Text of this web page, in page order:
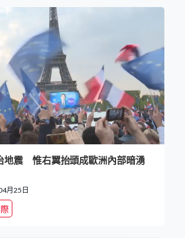
地震 惟右翼抬頭成歐洲內部暗湧
月25日